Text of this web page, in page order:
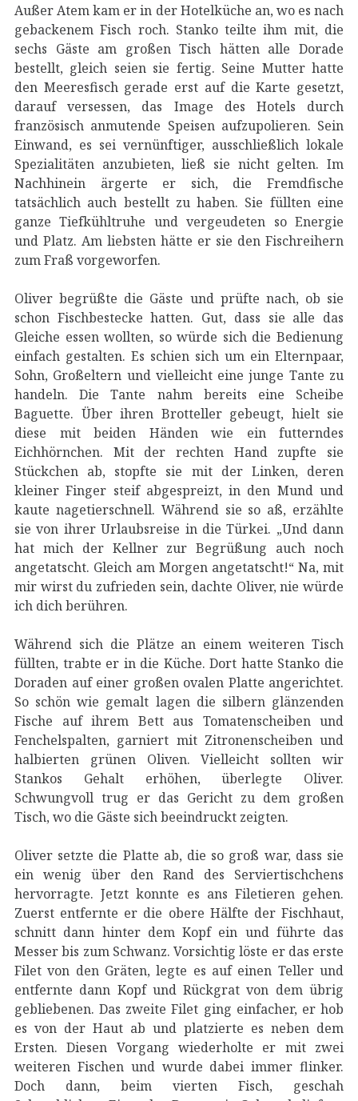
Außer Atem kam er in der Hotelküche an, wo es nach
gebackenem Fisch roch. Stanko teilte ihm mit, die
sechs Gäste am großen Tisch hätten alle Dorade
bestellt, gleich seien sie fertig. Seine Mutter hatte
den Meeresfisch gerade erst auf die Karte gesetzt,
darauf versessen, das Image des Hotels durch
französisch anmutende Speisen aufzupolieren. Sein
Einwand, es sei vernünftiger, ausschließlich lokale
Spezialitäten anzubieten, ließ sie nicht gelten. Im
Nachhinein ärgerte er sich, die Fremdfische
tatsächlich auch bestellt zu haben. Sie füllten eine
ganze Tiefkühltruhe und vergeudeten so Energie
und Platz. Am liebsten hätte er sie den Fischreihern
zum Fraß vorgeworfen.
Oliver begrüßte die Gäste und prüfte nach, ob sie
schon Fischbestecke hatten. Gut, dass sie alle das
Gleiche essen wollten, so würde sich die Bedienung
einfach gestalten. Es schien sich um ein Elternpaar,
Sohn, Großeltern und vielleicht eine junge Tante zu
handeln. Die Tante nahm bereits eine Scheibe
Baguette. Über ihren Brotteller gebeugt, hielt sie
diese mit beiden Händen wie ein futterndes
Eichhörnchen. Mit der rechten Hand zupfte sie
Stückchen ab, stopfte sie mit der Linken, deren
kleiner Finger steif abgespreizt, in den Mund und
kaute nagetierschnell. Während sie so aß, erzählte
sie von ihrer Urlaubsreise in die Türkei. „Und dann
hat mich der Kellner zur Begrüßung auch noch
angetatscht. Gleich am Morgen angetatscht!“ Na, mit
mir wirst du zufrieden sein, dachte Oliver, nie würde
ich dich berühren.
Während sich die Plätze an einem weiteren Tisch
füllten, trabte er in die Küche. Dort hatte Stanko die
Doraden auf einer großen ovalen Platte angerichtet.
So schön wie gemalt lagen die silbern glänzenden
Fische auf ihrem Bett aus Tomatenscheiben und
Fenchelspalten, garniert mit Zitronenscheiben und
halbierten grünen Oliven. Vielleicht sollten wir
Stankos Gehalt erhöhen, überlegte Oliver.
Schwungvoll trug er das Gericht zu dem großen
Tisch, wo die Gäste sich beeindruckt zeigten.
Oliver setzte die Platte ab, die so groß war, dass sie
ein wenig über den Rand des Serviertischchens
hervorragte. Jetzt konnte es ans Filetieren gehen.
Zuerst entfernte er die obere Hälfte der Fischhaut,
schnitt dann hinter dem Kopf ein und führte das
Messer bis zum Schwanz. Vorsichtig löste er das erste
Filet von den Gräten, legte es auf einen Teller und
entfernte dann Kopf und Rückgrat von dem übrig
gebliebenen. Das zweite Filet ging einfacher, er hob
es von der Haut ab und platzierte es neben dem
Ersten. Diesen Vorgang wiederholte er mit zwei
weiteren Fischen und wurde dabei immer flinker.
Doch dann, beim vierten Fisch, geschah